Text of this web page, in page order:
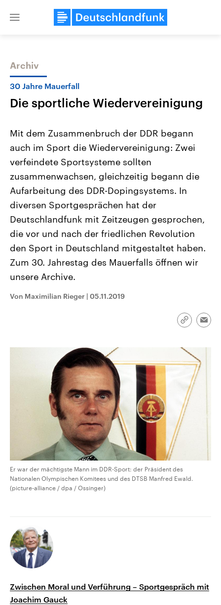
Close
Themen
Aktuelle Beiträge, Analysen und
Hintergründe
Wirtschaftlich und militärisch
gehören die Vereinigten Staaten zu
den mächtigsten Ländern der Erde,
mit großem Einfluss auf das
Nahostkonflikt
Aktuelle Lage und
Der Überfall der
Terrororganisation Hamas
Oktober 2023 auf Israel
Israel möchte die Hamas
Libanon vom Iran
Sendungen Programm Podcasts
Audio-Archiv
Archiv
30 Jahre Mauerfall
Die sportliche Wiedervereinigung
Mit dem Zusammenbruch der DDR begann
auch im Sport die Wiedervereinigung: Zwei
verfeindete Sportsysteme sollten
zusammenwachsen, gleichzeitig begann die
Aufarbeitung des DDR-Dopingsystems. In
diversen Sportgesprächen hat der
Deutschlandfunk mit Zeitzeugen gesprochen,
die vor und nach der friedlichen Revolution
den Sport in Deutschland mitgestaltet haben.
Zum 30. Jahrestag des Mauerfalls öffnen wir
unsere Archive.
Von Maximilian Rieger | 05.11.2019
Link
Er war der mächtigste Mann im DDR-Sport: der Präsident des
Nationalen Olympischen Komitees und des DTSB Manfred Ewald.
(picture-alliance / dpa / Ossinger)
Zwischen Moral und Verführung – Sportgespräch mit
Joachim Gauck